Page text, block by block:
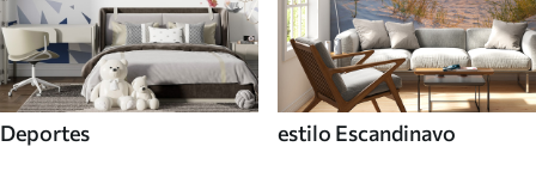
Deportes estilo Escandinavo